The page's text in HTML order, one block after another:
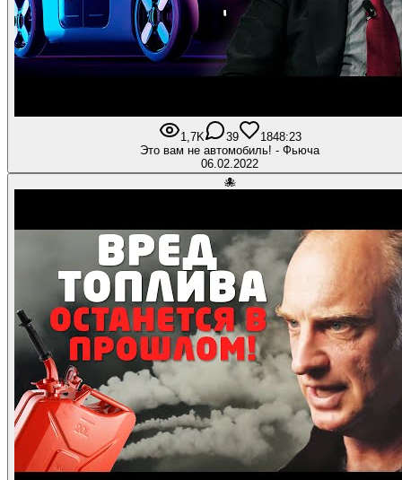
1,7K 39 1848:23
Это вам не автомобиль! - Фьюча
06.02.2022
🐙